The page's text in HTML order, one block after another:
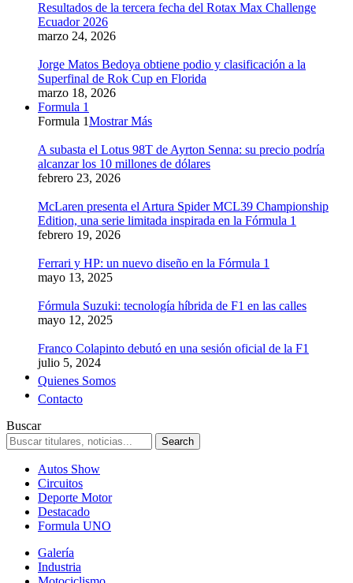
Resultados de la tercera fecha del Rotax Max Challenge
Ecuador 2026
marzo 24, 2026
Jorge Matos Bedoya obtiene podio y clasificación a la
Superfinal de Rok Cup en Florida
marzo 18, 2026
Formula 1
Formula 1Mostrar Más
A subasta el Lotus 98T de Ayrton Senna: su precio podría
alcanzar los 10 millones de dólares
febrero 23, 2026
McLaren presenta el Artura Spider MCL39 Championship
Edition, una serie limitada inspirada en la Fórmula 1
febrero 19, 2026
Ferrari y HP: un nuevo diseño en la Fórmula 1
mayo 13, 2025
Fórmula Suzuki: tecnología híbrida de F1 en las calles
mayo 12, 2025
Franco Colapinto debutó en una sesión oficial de la F1
julio 5, 2024
Quienes Somos
Contacto
Buscar
Autos Show
Circuitos
Deporte Motor
Destacado
Formula UNO
Galería
Industria